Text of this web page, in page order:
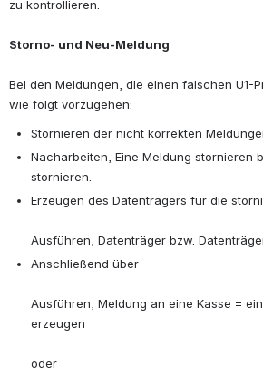
zu kontrollieren.
Storno- und Neu-Meldung
Bei den Meldungen, die einen falschen U1-
wie folgt vorzugehen:
Stornieren der nicht korrekten
Nacharbeiten, Eine Meldung stornieren
stornieren.
Erzeugen des Datenträgers für die
Ausführen, Datenträger bzw.
Anschließend über
Ausführen, Meldung an eine Kasse =
erzeugen
oder